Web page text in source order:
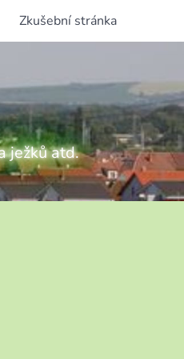
Zkušební stránka
ježků atd.